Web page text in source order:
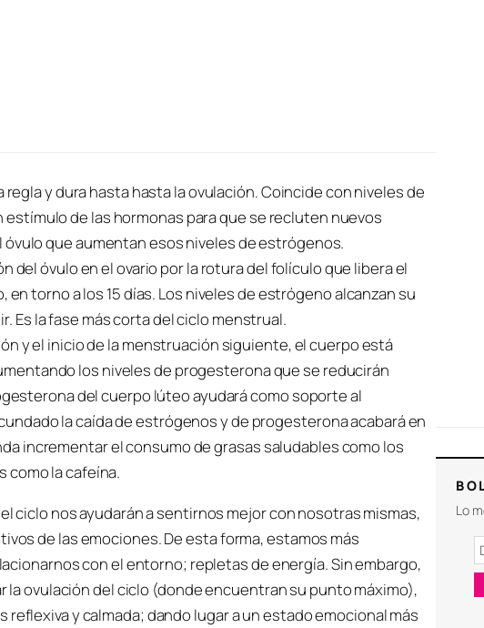
regla y dura hasta hasta la ovulación. Coincide con niveles de
de las hormonas para que se recluten nuevos
que aumentan esos niveles de estrógenos.
del óvulo en el ovario por la rotura del folículo que libera el
torno a los 15 días. Los niveles de estrógeno alcanzan su
Es la fase más corta del ciclo menstrual.
y el inicio de la menstruación siguiente, el cuerpo está
los niveles de progesterona que se reducirán
del cuerpo lúteo ayudará como soporte al
la caída de estrógenos y de progesterona acabará en
incrementar el consumo de grasas saludables como los
como la cafeína.
ciclo nos ayudarán a sentirnos mejor con nosotras mismas,
de las emociones. De esta forma, estamos más
con el entorno; repletas de energía. Sin embargo,
la ovulación del ciclo (donde encuentran su punto máximo),
y calmada; dando lugar a un estado emocional más
Lo